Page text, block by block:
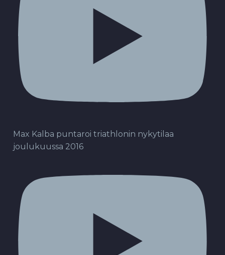
Max Kalba puntaroi triathlonin nykytilaa
joulukuussa 2016